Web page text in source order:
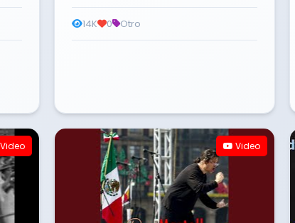
14K 0 Otro
Video Video